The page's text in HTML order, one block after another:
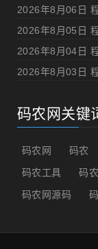
2026年8月05日
码农网关键
码农网 码农
码农工具
码
码农网源码